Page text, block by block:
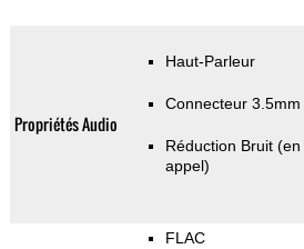
Propriétés Audio
Haut-Parleur
Connecteur 3.5mm
Réduction Bruit (en
appel)
FLAC